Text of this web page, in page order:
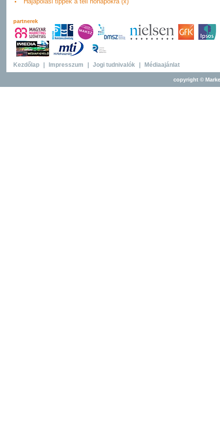
partnerek
Kezdőlap Impresszum Jogi tudnivalók Médiaajánlat
copyright ©